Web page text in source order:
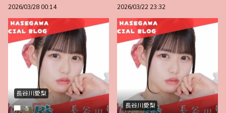
2026/03/28 00:14 2026/03/22 23:32
長谷川愛梨
5
長谷川愛梨